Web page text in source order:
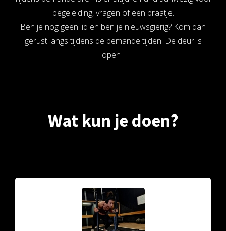
begeleiding, vragen of een praatje.
Ben je nog geen lid en ben je nieuwsgierig? Kom dan
gerust langs tijdens de bemande tijden. De deur is
open
Wat kun je doen?